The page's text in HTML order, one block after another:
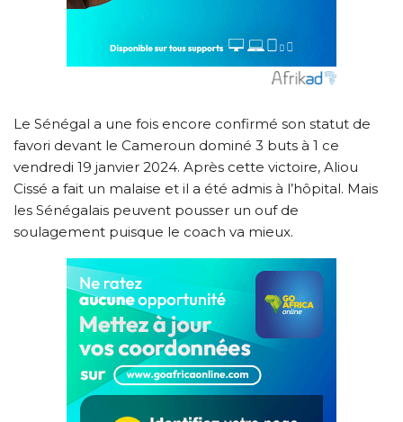
Le Sénégal a une fois encore confirmé son statut de
favori devant le Cameroun dominé 3 buts à 1 ce
vendredi 19 janvier 2024. Après cette victoire, Aliou
Cissé a fait un malaise et il a été admis à l’hôpital. Mais
les Sénégalais peuvent pousser un ouf de
soulagement puisque le coach va mieux.